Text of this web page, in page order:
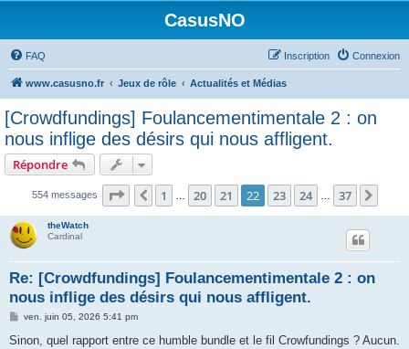
CasusNO
FAQ Connexion
Inscription
www.casusno.fr Jeux de rôle Actualités et Médias
[Crowdfundings] Foulancementimentale 2 : on
nous inflige des désirs qui nous affligent.
Répondre
554 messages Page 22 sur 37
Précédent
1 20 21 22 23 24 37
theWatch
Cardinal
Re: [Crowdfundings] Foulancementimentale 2 : on
nous inflige des désirs qui nous affligent.
M
s
ven. juin 05, 2026 5:41 pm
Sinon, quel rapport entre ce humble bundle et le fil Crowfundings ? Aucun.